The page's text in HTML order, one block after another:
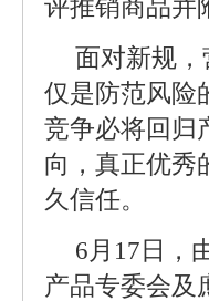
评推销商品并
面对新规
仅是防范风险
竞争必将回归
向，真正优秀
久信任。
6月17日，
产品专委会及